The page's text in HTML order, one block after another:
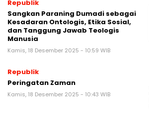
Republik
Sangkan Paraning Dumadi sebagai
Kesadaran Ontologis, Etika Sosial,
dan Tanggung Jawab Teologis
Manusia
Kamis, 18 Desember 2025 - 10:59 WIB
Republik
Peringatan Zaman
Kamis, 18 Desember 2025 - 10:43 WIB